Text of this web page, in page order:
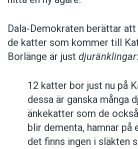
Dala-Demokraten berättar att
de katter som kommer till
Borlänge är just djuränklingar:
12 katter bor just nu på
dessa är ganska många
änkekatter som de
blir dementa, hamnar på
det finns ingen i släkten